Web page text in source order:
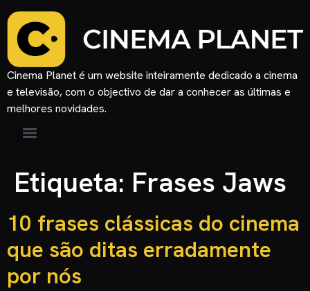
Cinema Planet é um website inteiramente dedicado a cinema
e televisão, com o objectivo de dar a conhecer as últimas e
melhores novidades.
Etiqueta: Frases Jaws
10 frases clássicas do cinema
que são ditas erradamente
por nós